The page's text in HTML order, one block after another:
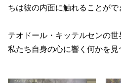
ちは彼の内面に触れることがで
テオドール・キッテルセンの世
私たち自身の心に響く何かを見